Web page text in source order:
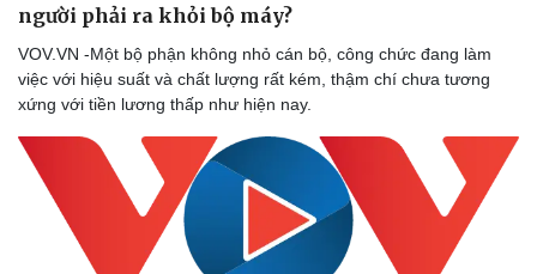
người phải ra khỏi bộ máy?
VOV.VN -Một bộ phận không nhỏ cán bộ, công chức đang làm
việc với hiệu suất và chất lượng rất kém, thậm chí chưa tương
xứng với tiền lương thấp như hiện nay.